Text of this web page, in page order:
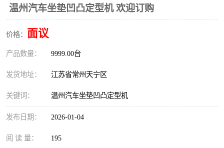
温州汽车坐垫凹凸定型机 欢迎订购
价格： 面议
产品数量： 9999.00台
发货地址： 江苏省常州天宁区
关键词： 温州汽车坐垫凹凸定型机
发布日期： 2026-01-04
阅 读 量： 195